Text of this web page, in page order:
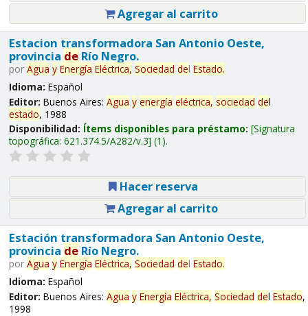
Agregar al carrito
Estacion transformadora San Antonio Oeste,
provincia deRío Negro.
por Agua y Energía Eléctrica, Sociedad del Estado.
Idioma: Español
Editor: Buenos Aires: Agua y energía eléctrica, sociedad del
estado, 1988
Disponibilidad: Ítems disponibles para préstamo: Signatura
topográfica: 621.374.5/A282/v.3 (1).
Hacer reserva
Agregar al carrito
Estación transformadora San Antonio Oeste,
provincia deRío Negro.
por Agua y Energía Eléctrica, Sociedad del Estado.
Idioma: Español
Editor: Buenos Aires: Agua y Energía Eléctrica, Sociedad del Estado,
1998